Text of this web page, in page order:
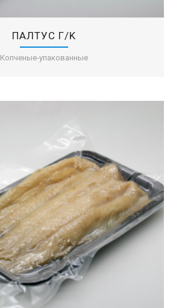
ПАЛТУС Г/K
Копченые-упакованные